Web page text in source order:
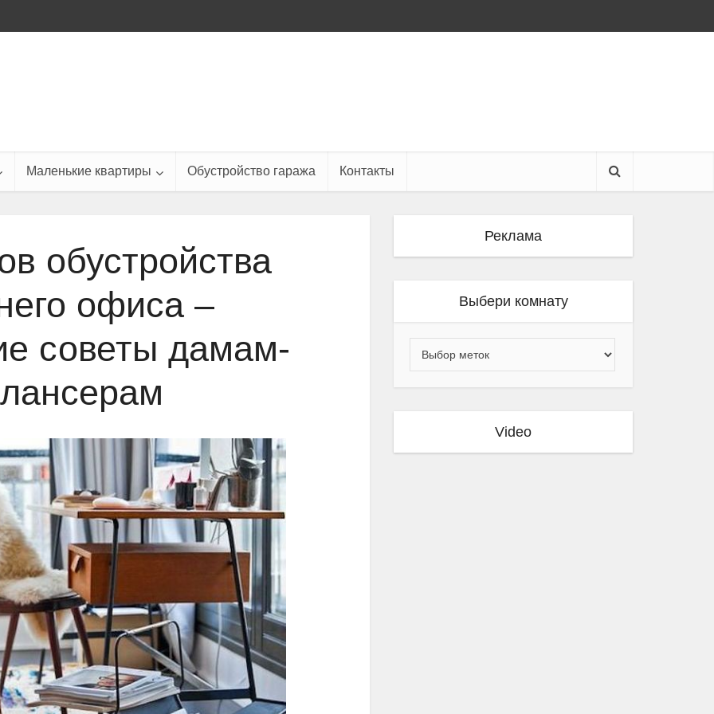
Маленькие квартиры Обустройство гаража Контакты
обустройства
офиса –
советы дамам-
Реклама
Выбери комнату
Video